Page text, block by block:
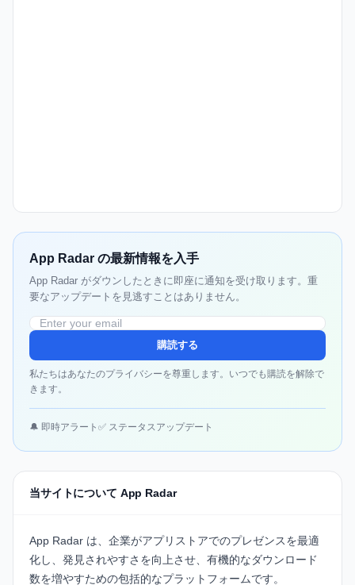
App Radar の最新情報を入手
App Radar がダウンしたときに即座に通知を受け取ります。重
要なアップデートを見逃すことはありません。
購読する
私たちはあなたのプライバシーを尊重します。いつでも購読を解除で
きます。
🔔 即時アラート ✅ ステータスアップデート
当サイトについて App Radar
App Radar は、企業がアプリストアでのプレゼンスを最適
化し、発見されやすさを向上させ、有機的なダウンロード
数を増やすための包括的なプラットフォームです。